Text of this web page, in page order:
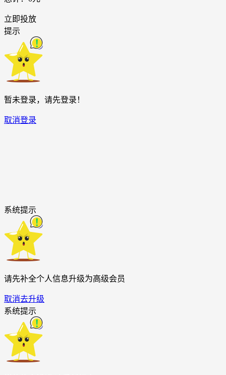
立即投放
提示
暂未登录，请先登录！
取消登录
系统提示
请先补全个人信息升级为高级会员
取消去升级
系统提示